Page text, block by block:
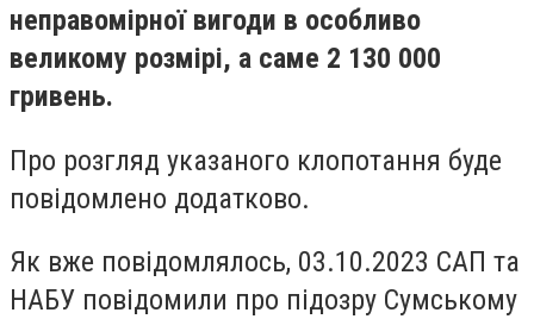
неправомірної вигоди в особливо
великому розмірі, а саме 2 130 000
гривень.
Про розгляд указаного клопотання буде
повідомлено додатково.
Як вже повідомлялось, 03.10.2023 САП та
НАБУ повідомили про підозру Сумському